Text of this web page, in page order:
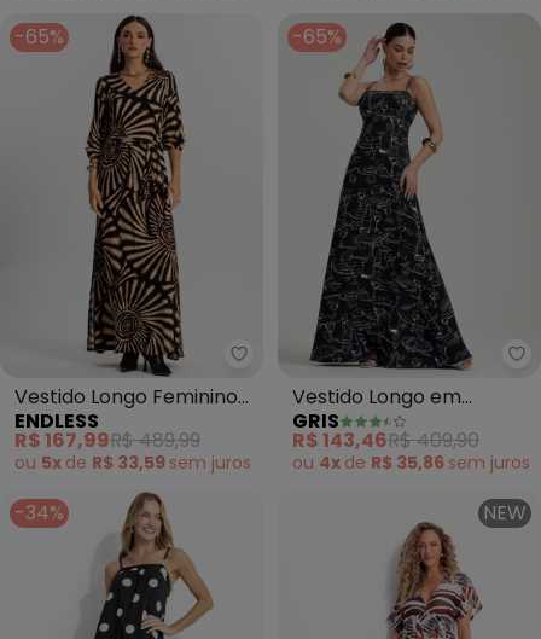
-65%
Endless - Vestido Longo
Vestido Longo Feminino
Viscose (Preto)
ENDLESS
R$ 167,99R$ 489,99
ou 5x de R$ 33,59 sem juros
-65%
Vestido Longo em
Viscose (Preto)
GRIS
R$ 143,46R$ 409,90
ou 4x de R$ 35,86 sem juros
-34% NEW